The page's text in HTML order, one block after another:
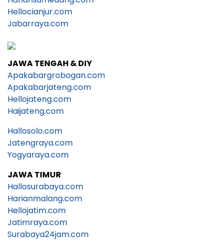
Hellocianjur.com
Jabarraya.com
JAWA TENGAH & DIY
Apakabargrobogan.com
Apakabarjateng.com
Hellojateng.com
Haijateng.com
Hallosolo.com
Jatengraya.com
Yogyaraya.com
JAWA TIMUR
Hallosurabaya.com
Harianmalang.com
Hellojatim.com
Jatimraya.com
Surabaya24jam.com